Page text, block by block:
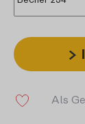
Als